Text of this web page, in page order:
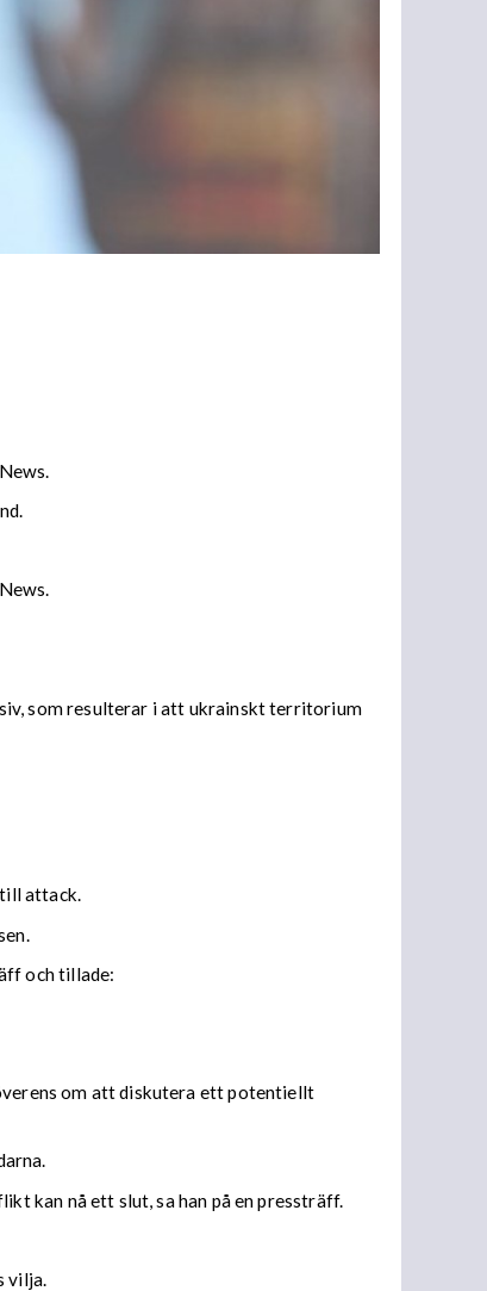
som resulterar i att ukrainskt territorium
attack.
och tillade:
om att diskutera ett potentiellt
kan nå ett slut, sa han på en pressträff.
vilja.